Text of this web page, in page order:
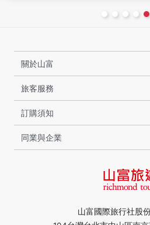
山富國際旅行社股
關於山富
旅客服務
訂購須知
同業與企業